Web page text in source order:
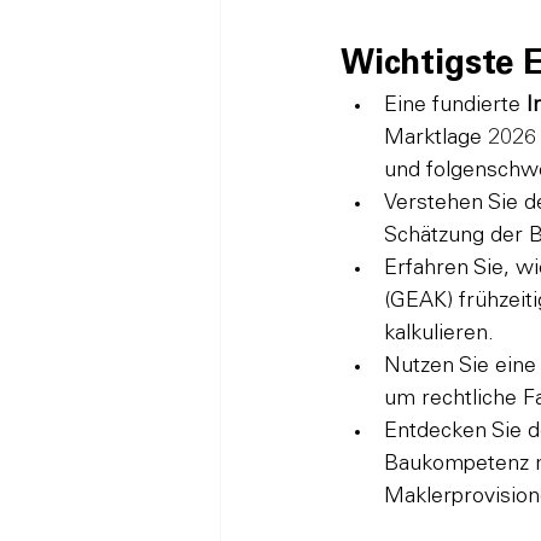
Wichtigste
Eine fundierte
Marktlage
und
Verstehen Sie
Schätzung der
Erfahren Sie,
(GEAK)
kalkulieren.
Nutzen Sie
um rechtliche
Entdecken Sie
Baukompetenz